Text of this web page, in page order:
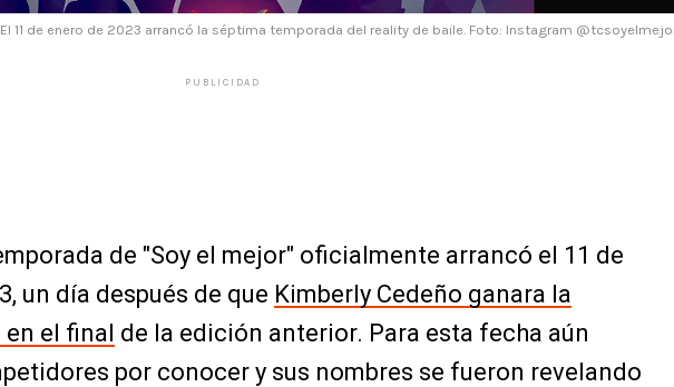
El 11 de enero de 2023 arrancó la séptima temporada del reality de baile. Foto: Instagram
PUBLICIDAD
de "Soy el mejor" oficialmente arrancó el 11 de
un día después de que Kimberly Cedeño ganara la
el final de la edición anterior. Para esta fecha aún
por conocer y sus nombres se fueron revelando